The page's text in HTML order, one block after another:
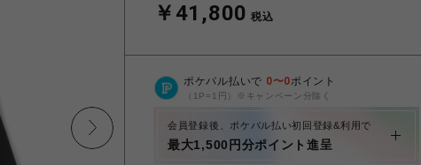
￥41,800 税込
ポケパル払いで 0〜0ポイント
（1P=1円）※キャンペーン分除く
会員登録後、ポケパル払い初回登録&利用で
最大1,500円分ポイント進呈